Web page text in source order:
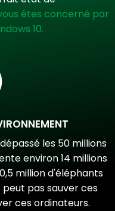
êtes concerné par
10.
les 50 millions
environ 14 millions
million d'éléphants
peut pas sauver ces
ces ordinateurs.